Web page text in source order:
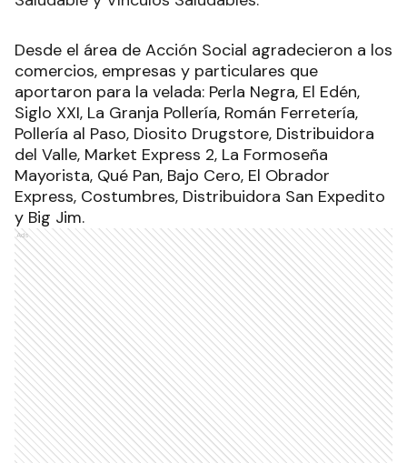
Desde el área de Acción Social agradecieron a los
comercios, empresas y particulares que
aportaron para la velada: Perla Negra, El Edén,
Siglo XXI, La Granja Pollería, Román Ferretería,
Pollería al Paso, Diosito Drugstore, Distribuidora
del Valle, Market Express 2, La Formoseña
Mayorista, Qué Pan, Bajo Cero, El Obrador
Express, Costumbres, Distribuidora San Expedito
y Big Jim.
Ads